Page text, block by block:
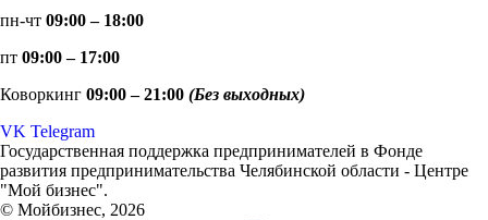
пн-чт 09:00 – 18:00
пт 09:00 – 17:00
Коворкинг 09:00 – 21:00 (Без выходных)
VK Telegram
Государственная поддержка предпринимателей в Фонде
развития предпринимательства Челябинской области - Центре
"Мой бизнес".
© Мойбизнес, 2026